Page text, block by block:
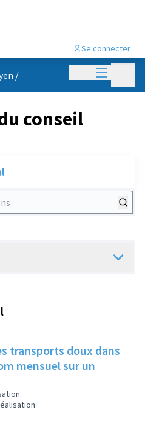
Menu
Se connecter
/
conseil
transports doux dans
mensuel sur un